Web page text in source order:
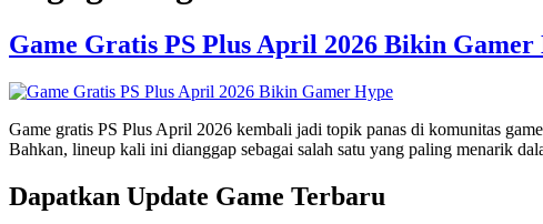
Game Gratis PS Plus April 2026 Bikin Gamer
Game gratis PS Plus April 2026 kembali jadi topik panas di komunitas
Bahkan, lineup kali ini dianggap sebagai salah satu yang paling menarik
Dapatkan Update Game Terbaru